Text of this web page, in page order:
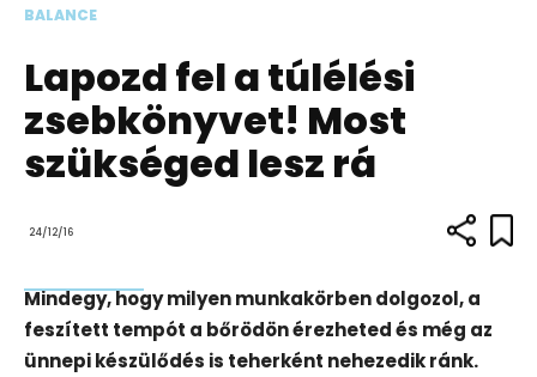
BALANCE
Lapozd fel a túlélési
zsebkönyvet! Most
szükséged lesz rá
24/12/16
Mindegy, hogy milyen munkakörben dolgozol, a
feszített tempót a bőrödön érezheted és még az
ünnepi készülődés is teherként nehezedik ránk.